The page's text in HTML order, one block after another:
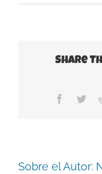
Share
Facebook
Sobre el Autor: